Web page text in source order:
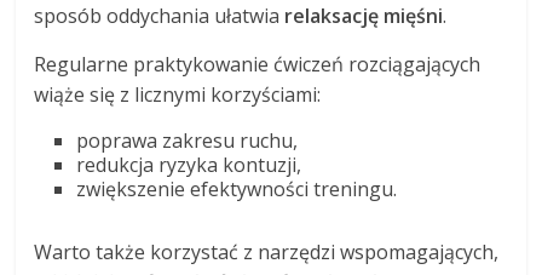
sposób oddychania ułatwia relaksację mięśni.
Regularne praktykowanie ćwiczeń rozciągających
wiąże się z licznymi korzyściami:
poprawa zakresu ruchu,
redukcja ryzyka kontuzji,
zwiększenie efektywności treningu.
Warto także korzystać z narzędzi wspomagających,